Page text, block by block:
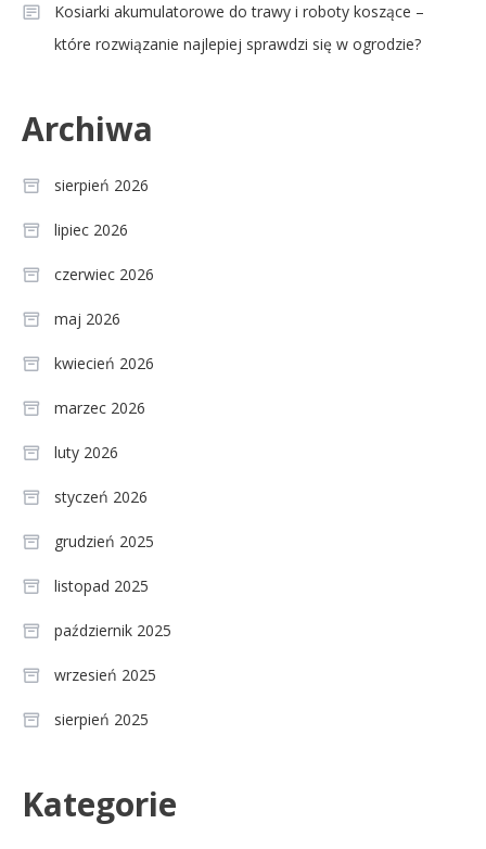
Kosiarki akumulatorowe do trawy i roboty koszące –
które rozwiązanie najlepiej sprawdzi się w ogrodzie?
Archiwa
sierpień 2026
lipiec 2026
czerwiec 2026
maj 2026
kwiecień 2026
marzec 2026
luty 2026
styczeń 2026
grudzień 2025
listopad 2025
październik 2025
wrzesień 2025
sierpień 2025
KategorieAgnieszka Chylińska: wiek,